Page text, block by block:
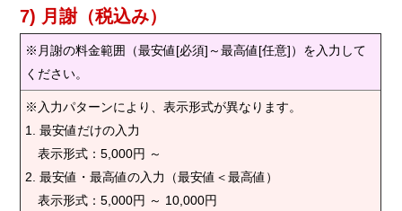
7) 月謝（税込み）
※月謝の料金範囲（最安値[必須]～最高値[任意]）を入力して
ください。
※入力パターンにより、表示形式が異なります。
1. 最安値だけの入力
表示形式：5,000円 ～
2. 最安値・最高値の入力（最安値＜最高値）
表示形式：5,000円 ～ 10,000円